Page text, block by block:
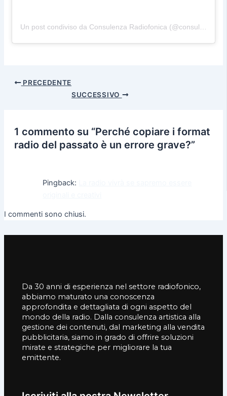
Un post condiviso da Consulenza Radiofonica (@consulenzaradiofonica)
PRECEDENTE
SUCCESSIVO
1 commento su “Perché copiare i format
radio del passato è un errore grave?”
Pingback:
I commenti sono chiusi.
Da 30 anni di esperienza nel settore radiofonico,
abbiamo maturato una conoscenza
approfondita e dettagliata di ogni aspetto del
mondo della radio. Dalla consulenza artistica alla
gestione dei contenuti, dal marketing alla vendita
pubblicitaria, siamo in grado di offrire soluzioni
mirate e strategiche per migliorare la tua
emittente.